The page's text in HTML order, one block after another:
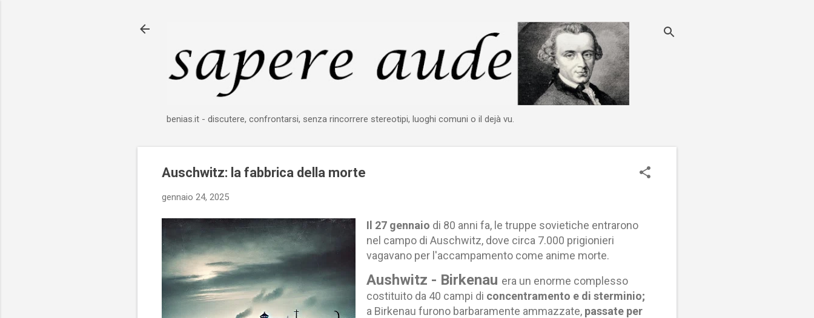
benias.it - discutere, confrontarsi, senza rincorrere stereotipi, luoghi comuni o il dejà vu.
Auschwitz: la fabbrica della morte
gennaio 24, 2025
Il 27 gennaio di 80 anni fa, le truppe sovietiche entrarono
nel campo di Auschwitz, dove circa 7.000 prigionieri
vagavano per l'accampamento come anime morte.
Aushwitz - Birkenau era un enorme complesso
costituito da 40 campi di concentramento e di sterminio;
a Birkenau furono barbaramente ammazzate, passate per